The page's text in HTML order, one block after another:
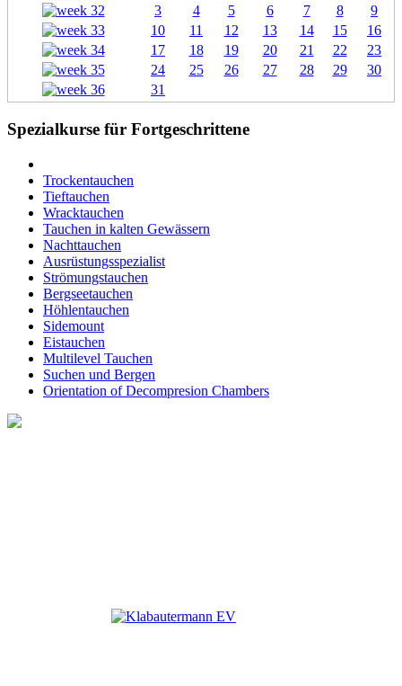
3
4 5 6 7 8
9
10
11 12 13 14 15
16
17
18 19 20 21 22
23
24
25 26 27 28 29
30
31
Spezialkurse für Fortgeschrittene
Trockentauchen
Tieftauchen
Wracktauchen
Tauchen in kalten Gewässern
Nachttauchen
Ausrüstungsspezialist
Strömungstauchen
Bergseetauchen
Höhlentauchen
Sidemount
Eistauchen
Multilevel Tauchen
Suchen und Bergen
Orientation of Decompresion Chambers